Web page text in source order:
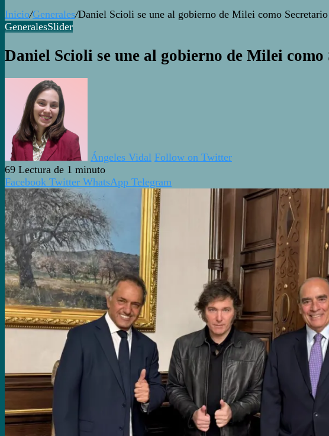
Inicio/Generales/Daniel Scioli se une al gobierno de Milei como
GeneralesSlider
Daniel Scioli se une al gobierno de Milei
Ángeles Vidal Follow on Twitter
69 Lectura de 1 minuto
Facebook Twitter WhatsApp Telegram